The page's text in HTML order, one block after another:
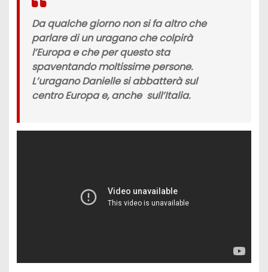
Da qualche giorno non si fa altro che
parlare di unuragano che colpirà
l’Europae che per questo sta
spaventando moltissime persone.
L’uragano Danielle si abbatterà sul
centroEuropae, anche sull’Italia.